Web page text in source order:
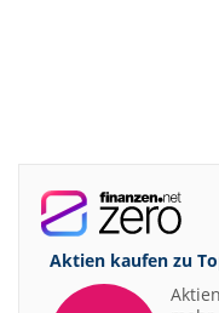
Aktien kaufen zu